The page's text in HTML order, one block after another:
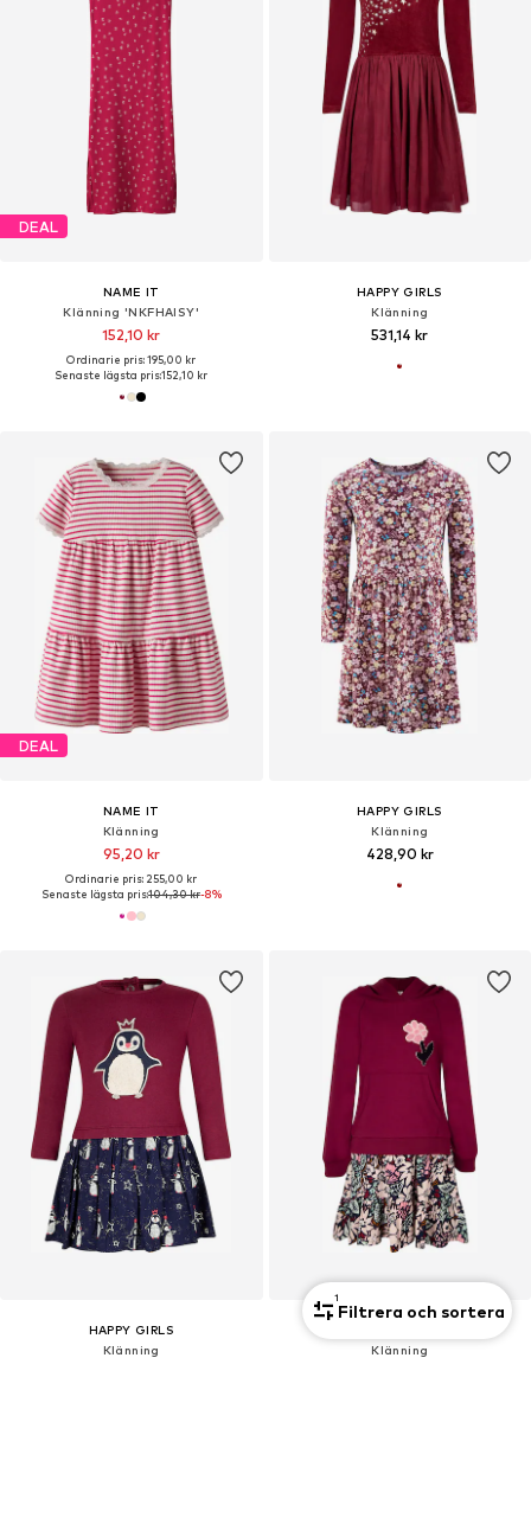
DEAL
NAME IT
Klänning 'NKFHAISY'
152,10 kr
Ordinarie pris: 195,00 kr
Senaste lägsta pris:152,10 kr
HAPPY GIRLS
Klänning
531,14 kr
DEAL
NAME IT
Klänning
95,20 kr
Ordinarie pris: 255,00 kr
Senaste lägsta pris:104,30 kr-8%
HAPPY GIRLS
Klänning
428,90 kr
HAPPY GIRLS
Klänning
Klänning
1
Filtrera och sortera